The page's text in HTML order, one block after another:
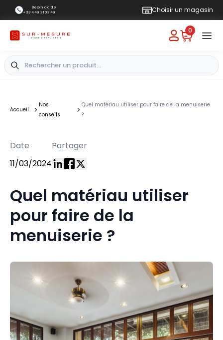
Besoin d'aide
+33 4 49 31 03 49
Choisir un magasin
0
Accueil
Nos
conseils
Quel matériau utiliser pour faire de la menuiserie
?
Date
11/03/2024
Partager
Quel matériau utiliser
pour faire de la
menuiserie ?